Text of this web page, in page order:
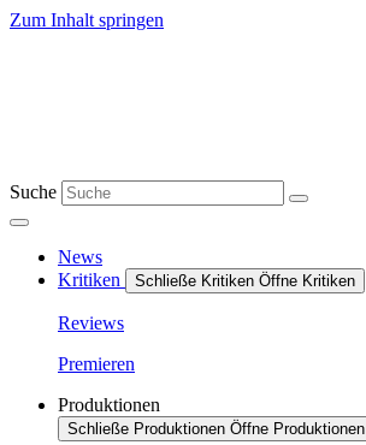
Zum Inhalt springen
Suche
News
Kritiken
Schließe Kritiken Öffne Kritiken
Reviews
Premieren
Produktionen
Schließe Produktionen Öffne Produktionen